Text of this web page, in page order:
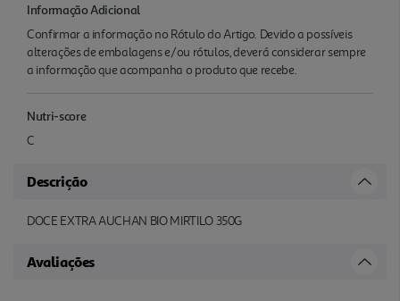
Informação Adicional
Confirmar a informação no Rótulo do Artigo. Devido a possíveis
alterações de embalagens e/ou rótulos, deverá considerar sempre
a informação que acompanha o produto que recebe.
Nutri-score
C
Descrição
DOCE EXTRA AUCHAN BIO MIRTILO 350G
Avaliações